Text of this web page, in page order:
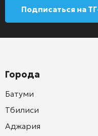
Подписаться на
Города
Батуми
Тбилиси
Аджария